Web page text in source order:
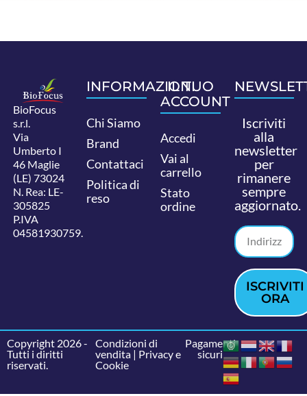
BioFocus
s.r.l.
Via
Umberto I
46 Maglie
(LE) 73024
N. Rea: LE-
305825
P.IVA
04581930759.
INFORMAZIONI
Chi Siamo
Brand
Contattaci
Politica di
reso
IL TUO
ACCOUNT
Accedi
Vai al
carrello
Stato
ordine
Iscriviti
alla
newsletter
per
rimanere
sempre
aggiornato.
ISCRIVITI
ORA
Copyright 2026 -
Tutti i diritti
riservati.
Condizioni di
vendita| Privacy e
Cookie
Pagamenti
sicuri